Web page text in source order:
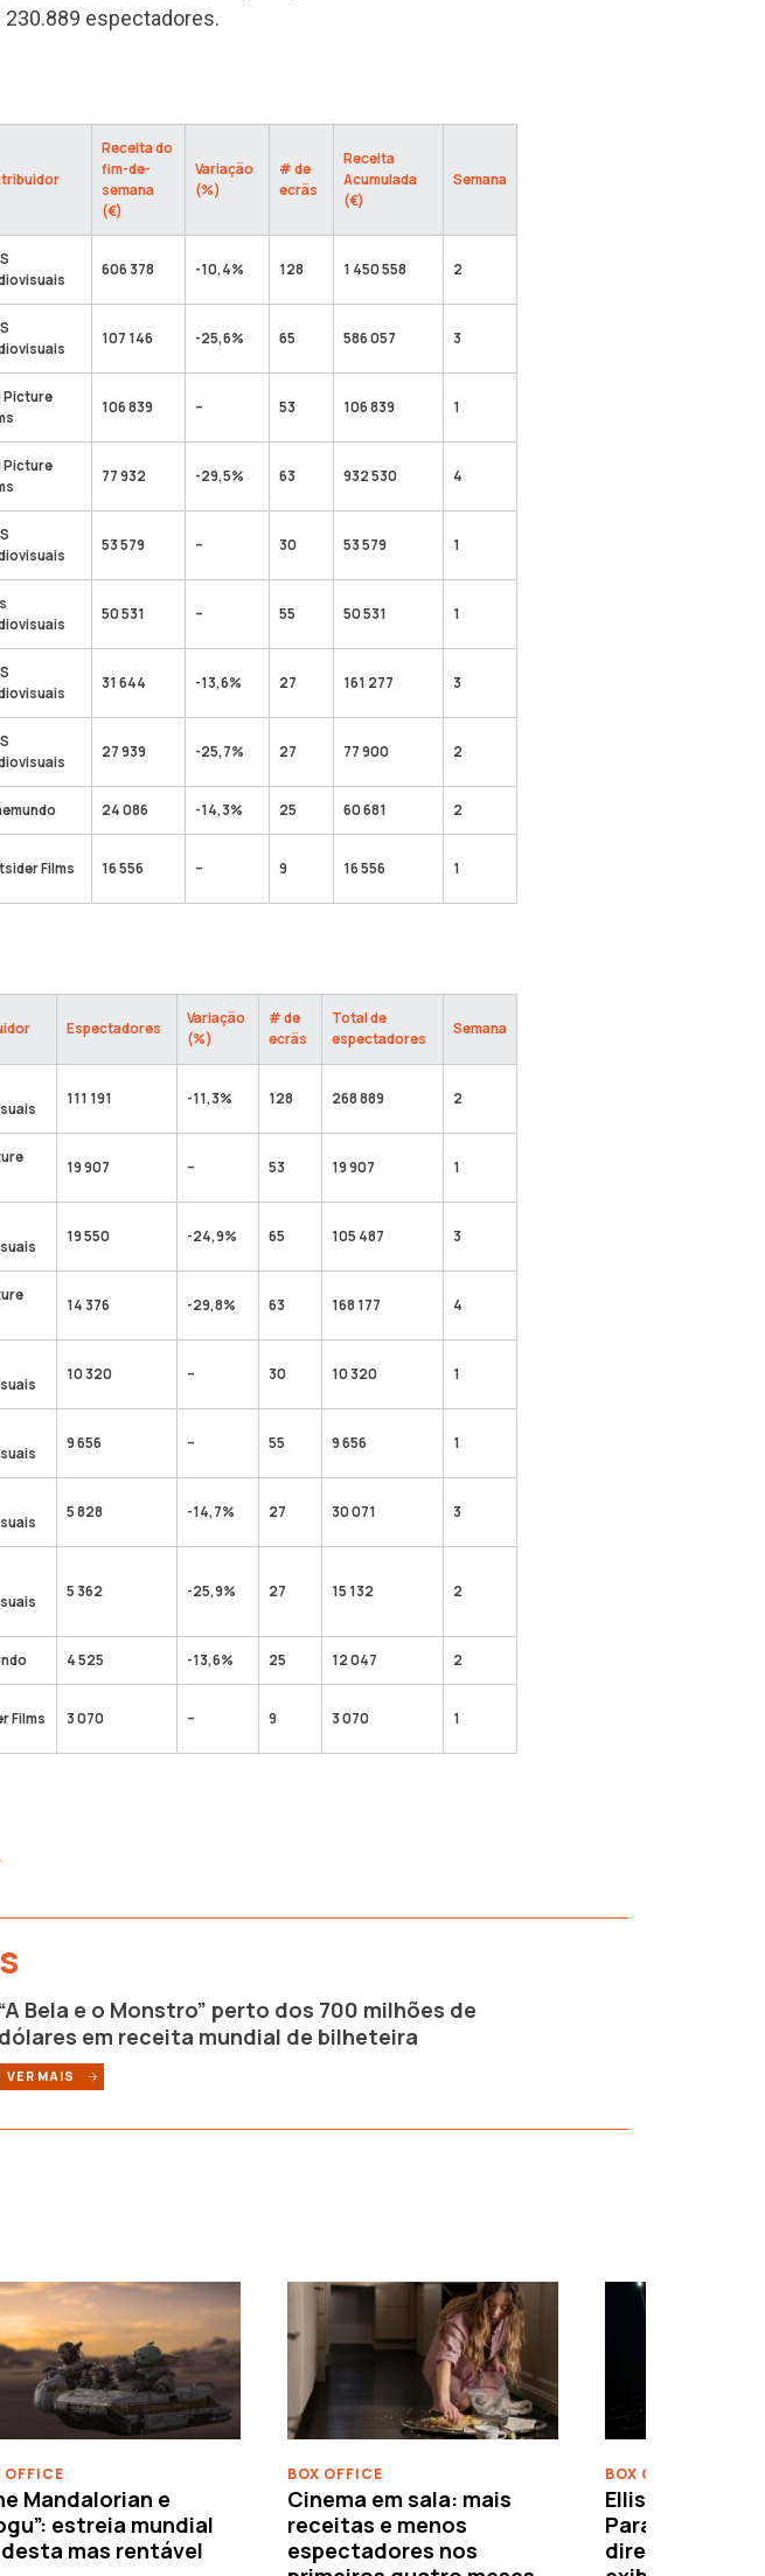
230.889 espectadores.
Receita do
fim-de-
semana
(€)
Variação
(%)
# de
ecrãs
Receita
Acumulada
(€)
Semana
606 378 -10,4% 128 1 450 558 2
107 146 -25,6% 65 586 057 3
Picture
106 839 – 53 106 839 1
Picture
77 932 -29,5% 63 932 530 4
53 579 – 30 53 579 1
50 531 – 55 50 531 1
31 644 -13,6% 27 161 277 3
27 939 -25,7% 27 77 900 2
24 086 -14,3% 25 60 681 2
Films 16 556 – 9 16 556 1
Espectadores
Variação
(%)
# de
ecrãs
Total de
espectadores
Semana
111 191 -11,3% 128 268 889 2
19 907 – 53 19 907 1
19 550 -24,9% 65 105 487 3
14 376 -29,8% 63 168 177 4
10 320 – 30 10 320 1
9 656 – 55 9 656 1
5 828 -14,7% 27 30 071 3
5 362 -25,9% 27 15 132 2
4 525 -13,6% 25 12 047 2
Films 3 070 – 9 3 070 1
“A Bela e o Monstro” perto dos 700 milhões de
dólares em receita mundial de bilheteira
VER MAIS
OFFICE
Mandalorian e
estreia mundial
mas rentável
BOX OFFICE
Cinema em sala: mais
receitas e menos
espectadores nos
BOX OFFICE
Ellison leva o
directamente